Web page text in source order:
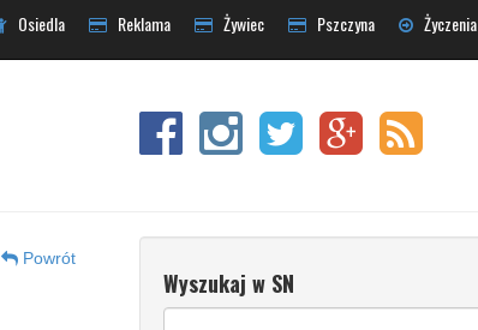
Osiedla Reklama Żywiec Pszczyna Życzenia
Powrót
Wyszukaj w SN